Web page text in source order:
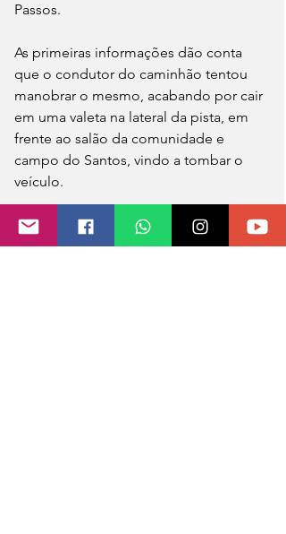
Passos.
As primeiras informações dão conta
que o condutor do caminhão tentou
manobrar o mesmo, acabando por cair
em uma valeta na lateral da pista, em
frente ao salão da comunidade e
campo do Santos, vindo a tombar o
veículo.
A Brigada Militar atendeu a ocorrência
e orientou o trânsito.